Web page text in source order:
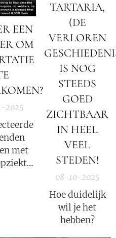
EEN
OM
2025
met
TARTARIA,
(DE
VERLOREN
IS NOG
STEEDS
GOED
ZICHTBAAR
IN HEEL
VEEL
STEDEN!
08-10-2025
Hoe duidelijk
wil je het
hebben?